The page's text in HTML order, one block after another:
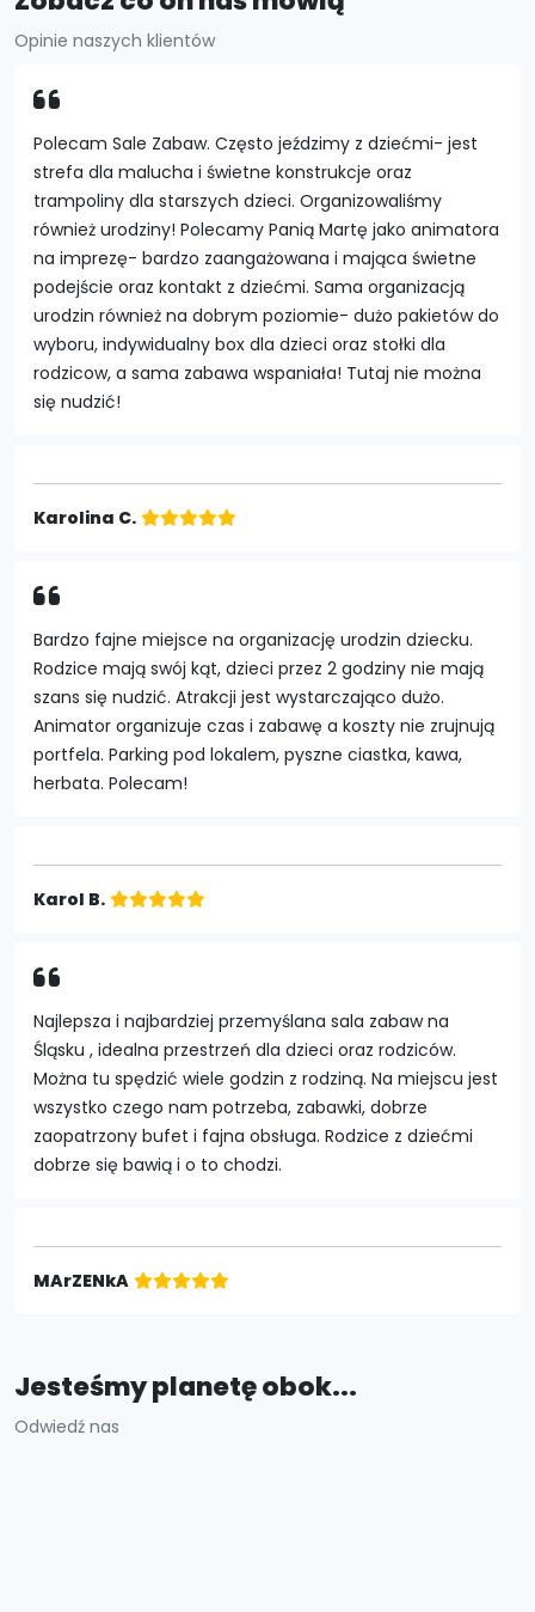
Opinie naszych klientów
Polecam Sale Zabaw. Często jeździmy z dziećmi- jest
strefa dla malucha i świetne konstrukcje oraz
trampoliny dla starszych dzieci. Organizowaliśmy
również urodziny! Polecamy Panią Martę jako animatora
na imprezę- bardzo zaangażowana i mająca świetne
podejście oraz kontakt z dziećmi. Sama organizacją
urodzin również na dobrym poziomie- dużo pakietów do
wyboru, indywidualny box dla dzieci oraz stołki dla
rodzicow, a sama zabawa wspaniała! Tutaj nie można
się nudzić!
Karolina C.
Bardzo fajne miejsce na organizację urodzin dziecku.
Rodzice mają swój kąt, dzieci przez 2 godziny nie mają
szans się nudzić. Atrakcji jest wystarczająco dużo.
Animator organizuje czas i zabawę a koszty nie zrujnują
portfela. Parking pod lokalem, pyszne ciastka, kawa,
herbata. Polecam!
Karol B.
Najlepsza i najbardziej przemyślana sala zabaw na
Śląsku , idealna przestrzeń dla dzieci oraz rodziców.
Można tu spędzić wiele godzin z rodziną. Na miejscu jest
wszystko czego nam potrzeba, zabawki, dobrze
zaopatrzony bufet i fajna obsługa. Rodzice z dziećmi
dobrze się bawią i o to chodzi.
MArZENkA
Jesteśmy planetę obok...
Odwiedź nas